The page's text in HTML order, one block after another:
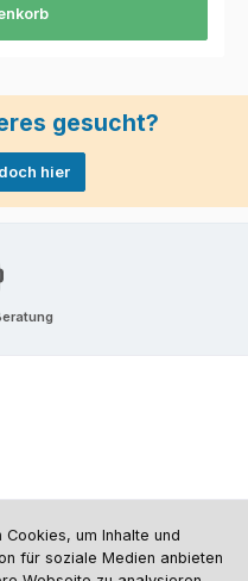
gesucht?
hier
um Inhalte und
für soziale Medien anbieten